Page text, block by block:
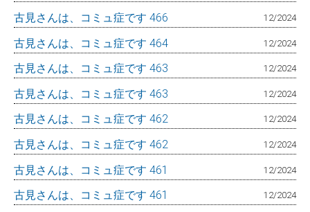
古見さんは、コミュ症です 466 12/2024
古見さんは、コミュ症です 464 12/2024
古見さんは、コミュ症です 463 12/2024
古見さんは、コミュ症です 463 12/2024
古見さんは、コミュ症です 462 12/2024
古見さんは、コミュ症です 462 12/2024
古見さんは、コミュ症です 461 12/2024
古見さんは、コミュ症です 461 12/2024